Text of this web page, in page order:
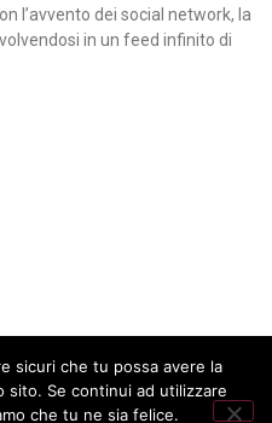
l’avvento dei social network, la
in un feed infinito di
sicuri che tu possa avere la
sito. Se continui ad utilizzare
che tu ne sia felice.